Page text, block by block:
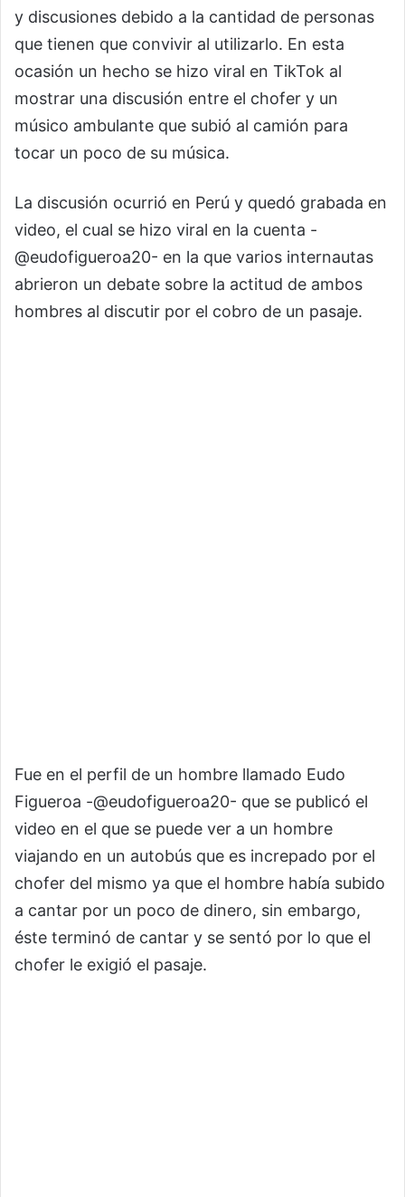
y discusiones debido a la cantidad de personas
que tienen que convivir al utilizarlo. En esta
ocasión un hecho se hizo viral en TikTok al
mostrar una discusión entre el chofer y un
músico ambulante que subió al camión para
tocar un poco de su música.
La discusión ocurrió en Perú y quedó grabada en
video, el cual se hizo viral en la cuenta -
@eudofigueroa20- en la que varios internautas
abrieron un debate sobre la actitud de ambos
hombres al discutir por el cobro de un pasaje.
Fue en el perfil de un hombre llamado Eudo
Figueroa -@eudofigueroa20- que se publicó el
video en el que se puede ver a un hombre
viajando en un autobús que es increpado por el
chofer del mismo ya que el hombre había subido
a cantar por un poco de dinero, sin embargo,
éste terminó de cantar y se sentó por lo que el
chofer le exigió el pasaje.